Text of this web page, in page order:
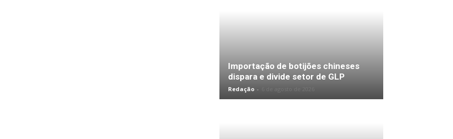
Importação de botijões chineses
dispara e divide setor de GLP
Redação -